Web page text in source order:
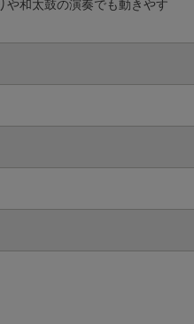
や和太鼓の演奏でも動きやす